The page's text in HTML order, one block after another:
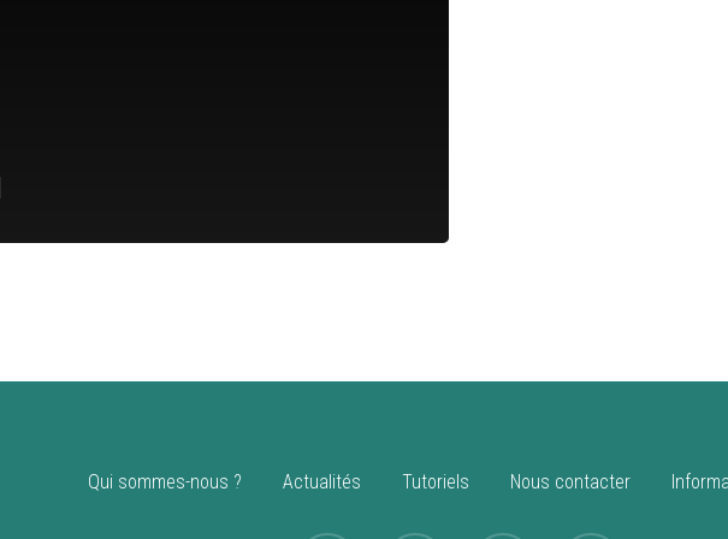
Qui sommes-nous ? Actualités Tutoriels Nous contacter